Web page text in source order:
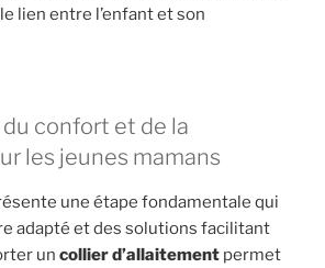
lien entre l’enfant et son
du confort et de la
les jeunes mamans
une étape fondamentale qui
adapté et des solutions facilitant
un collier d’allaitement permet